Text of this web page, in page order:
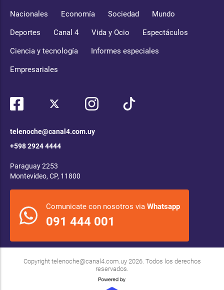
Nacionales Economía Sociedad Mundo
Deportes Canal 4 Vida y Ocio Espectáculos
Ciencia y tecnología Informes especiales
Empresariales
telenoche@canal4.com.uy
+598 2924 4444
Paraguay 2253
Montevideo, CP, 11800
Comunicate con nosotros via Whatsapp
091 444 001
Copyright telenoche@canal4.com.uy2026. Todos los derechos
reservados.